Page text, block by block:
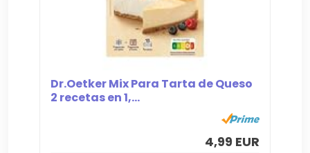
Dr.Oetker Mix Para Tarta de Queso
2 recetas en 1,...
4,99 EUR